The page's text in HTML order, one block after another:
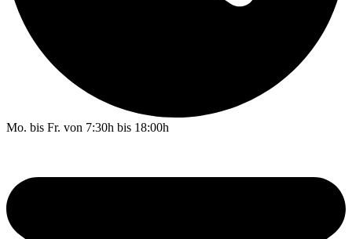
Mo. bis Fr. von 7:30h bis 18:00h